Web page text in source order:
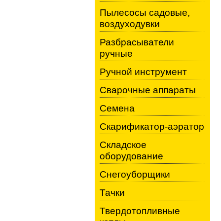
Пылесосы садовые,
воздуходувки
Разбрасыватели
ручные
Ручной инструмент
Сварочные аппараты
Семена
Скарификатор-аэратор
Складское
оборудование
Снегоуборщики
Тачки
Твердотопливные